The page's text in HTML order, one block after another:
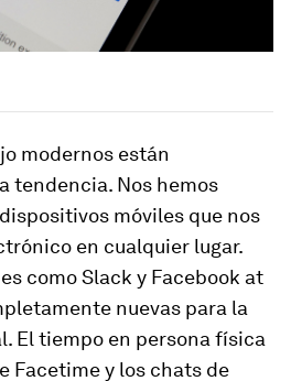
modernos están
tendencia. Nos hemos
móviles que nos
en cualquier lugar.
como Slack y Facebook at
nuevas para la
El tiempo en persona física
Facetime y los chats de